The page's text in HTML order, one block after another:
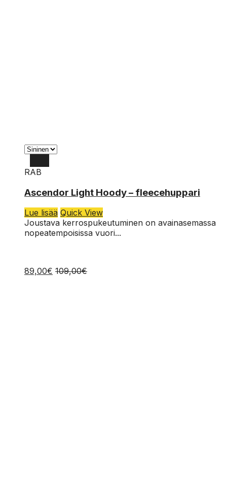
M
RAB
Ascendor Light Hoody – fleecehuppari
Lue lisää Quick View
Joustava kerrospukeutuminen on avainasemassa
nopeatempoisissa vuori...
89,00€ 109,00€